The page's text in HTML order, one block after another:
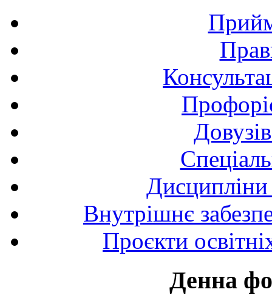
Внутрішнє
Проєкти
Денна